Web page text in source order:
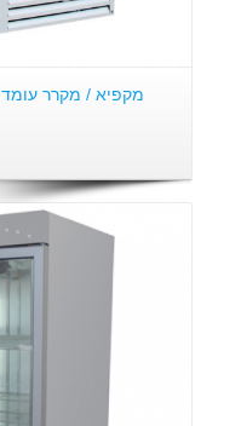
מקפיא / מקרר עומד 2 דלתות זכוכית RWA-D930